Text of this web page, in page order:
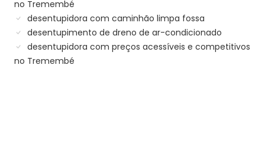
no Tremembé
desentupidora com caminhão limpa fossa
desentupimento de dreno de ar-condicionado
desentupidora com preços acessíveis e competitivos
no Tremembé